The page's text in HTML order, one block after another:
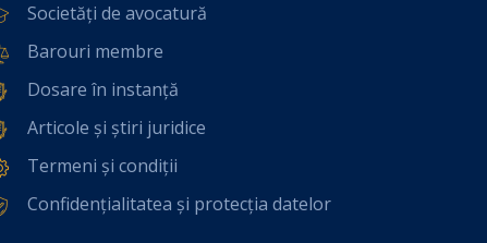
Societăți de avocatură
Barouri membre
Dosare în instanță
Articole și știri juridice
Termeni și condiții
Confidențialitatea și protecția datelor